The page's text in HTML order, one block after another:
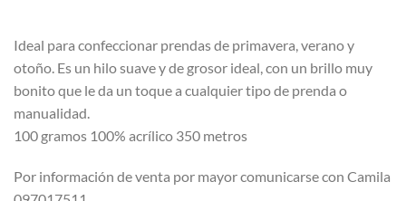
Ideal para confeccionar prendas de primavera, verano y
otoño. Es un hilo suave y de grosor ideal, con un brillo muy
bonito que le da un toque a cualquier tipo de prenda o
manualidad.
100 gramos 100% acrílico 350 metros
Por información de venta por mayor comunicarse con Camila